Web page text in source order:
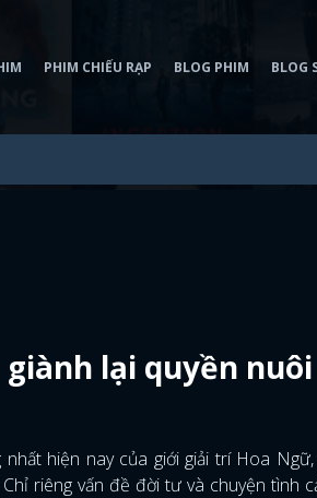
PHIM CHIẾU RẠP BLOG PHIM BLOG
lại quyền nuôi
hiện nay của giới giải trí Hoa
riêng vấn đề đời tư và chuyện tình